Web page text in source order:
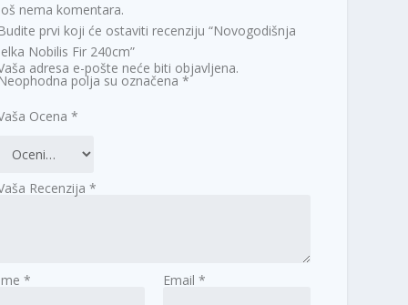
nema komentara.
prvi koji će ostaviti recenziju “Novogodišnja
Nobilis Fir 240cm”
adresa e-pošte neće biti objavljena.
polja su označena*
Ocena*
Recenzija*
* Email*